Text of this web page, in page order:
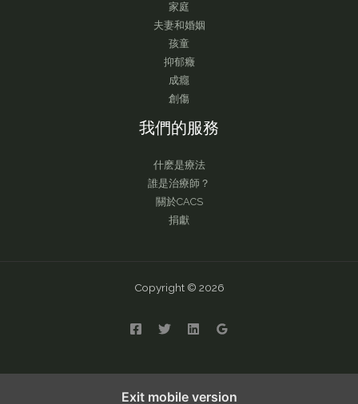
家庭
夫妻和婚姻
孩童
抑郁癥
成癮
創傷
我們的服務
什麽是療法
誰是治療師？
關於CACS
捐獻
Copyright © 2026
Exit mobile version
English 繁體中文 简体中文